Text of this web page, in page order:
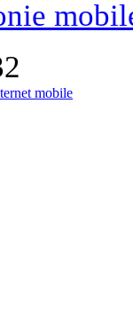
mobile